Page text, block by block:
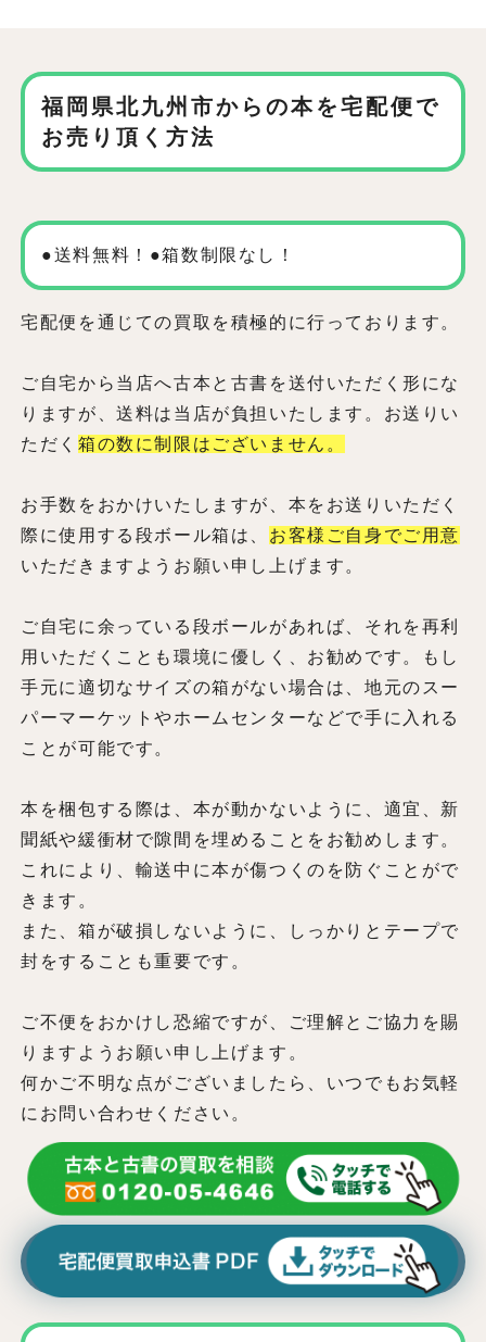
福岡県北九州市からの本を宅配便で
お売り頂く方法
●送料無料！●箱数制限なし！
宅配便を通じての買取を積極的に行っております。
ご自宅から当店へ古本と古書を送付いただく形にな
りますが、送料は当店が負担いたします。お送りい
ただく 箱の数に制限はございません。
お手数をおかけいたしますが、本をお送りいただく
際に使用する段ボール箱は、 お客様ご自身でご用意
いただきますようお願い申し上げます。
ご自宅に余っている段ボールがあれば、それを再利
用いただくことも環境に優しく、お勧めです。もし
手元に適切なサイズの箱がない場合は、地元のスー
パーマーケットやホームセンターなどで手に入れる
ことが可能です。
本を梱包する際は、本が動かないように、適宜、新
聞紙や緩衝材で隙間を埋めることをお勧めします。
これにより、輸送中に本が傷つくのを防ぐことがで
きます。
また、箱が破損しないように、しっかりとテープで
封をすることも重要です。
ご不便をおかけし恐縮ですが、ご理解とご協力を賜
りますようお願い申し上げます。
何かご不明な点がございましたら、いつでもお気軽
にお問い合わせください。